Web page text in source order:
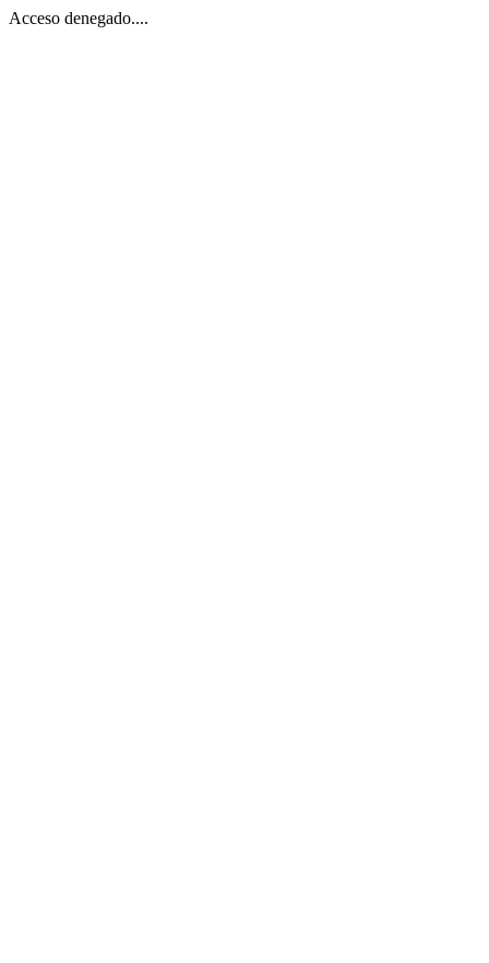
Acceso denegado....